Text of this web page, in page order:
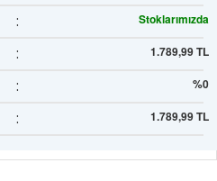
: Stoklarımızda
: 1.789,99 TL
: %0
: 1.789,99 TL